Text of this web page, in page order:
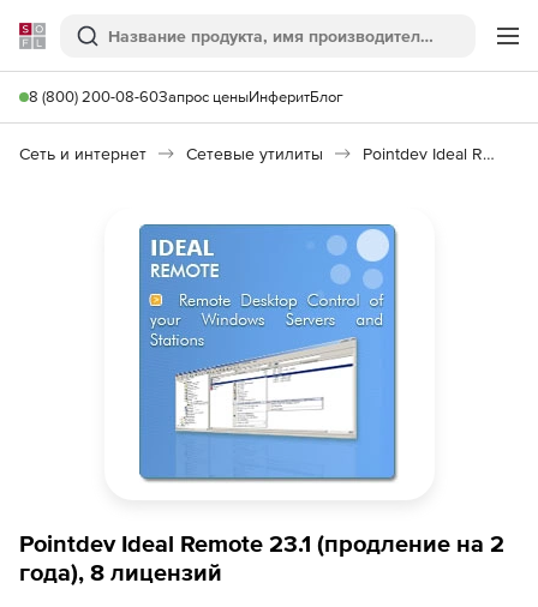
Softline
Поиск
8 (800) 200-08-60Запрос ценыИнферитБлог
Сеть и интернет Сетевые утилиты Pointdev Ideal Remote
Pointdev Ideal Remote 23.1 (продление на 2
года), 8 лицензий